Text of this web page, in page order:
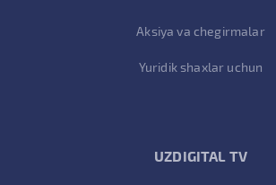
Aksiya va chegirmalar
Yuridik shaxlar uchun
UZDIGITAL TV